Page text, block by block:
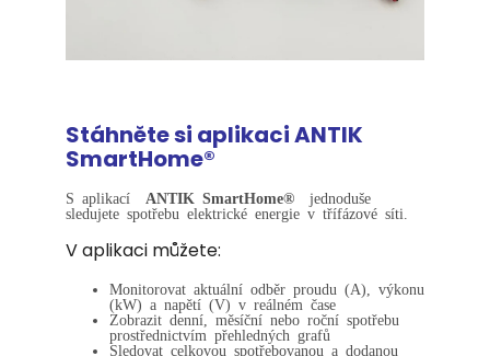
Stáhněte si aplikaci ANTIK
SmartHome®
S aplikací ANTIK SmartHome® jednoduše
sledujete spotřebu elektrické energie v třífázové síti.
V aplikaci můžete:
Monitorovat aktuální odběr proudu (A), výkonu
(kW) a napětí (V) v reálném čase
Zobrazit denní, měsíční nebo roční spotřebu
prostřednictvím přehledných grafů
Sledovat celkovou spotřebovanou a dodanou